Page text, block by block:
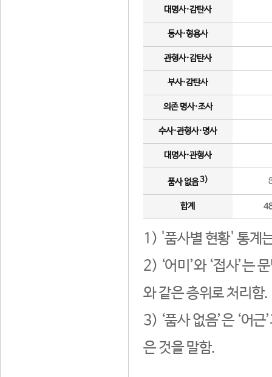
대명사·감탄사
동사·형용사
관형사·감탄사
부사·감탄사
의존 명사·조사
수사·관형사·명사
대명사·관형사
품사 없음3)
합계
1) '품사별 현황' 통계
2) ‘어미’와 ‘접사’는
와 같은 층위로 처리함.
3) ‘품사 없음’은 ‘어
은 것을 말함.